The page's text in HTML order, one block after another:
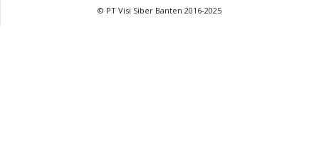
© PT Visi Siber Banten 2016-2025